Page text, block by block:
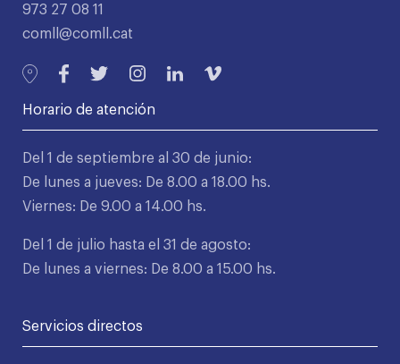
973 27 08 11
comll@comll.cat
Horario de atención
Del 1 de septiembre al 30 de junio:
De lunes a jueves: De 8.00 a 18.00 hs.
Viernes: De 9.00 a 14.00 hs.
Del 1 de julio hasta el 31 de agosto:
De lunes a viernes: De 8.00 a 15.00 hs.
Servicios directos